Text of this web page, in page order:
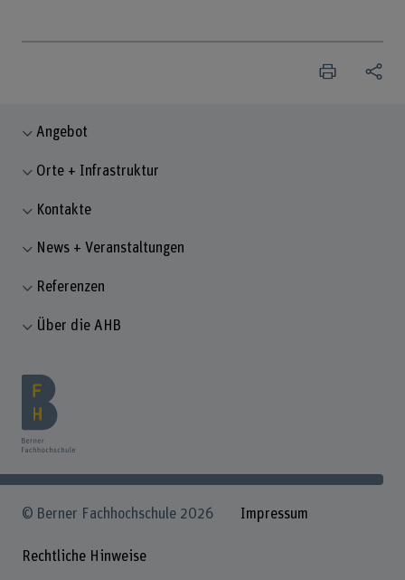
Angebot
Orte + Infrastruktur
Kontakte
News + Veranstaltungen
Referenzen
Über die AHB
© Berner Fachhochschule 2026 Impressum
Rechtliche Hinweise